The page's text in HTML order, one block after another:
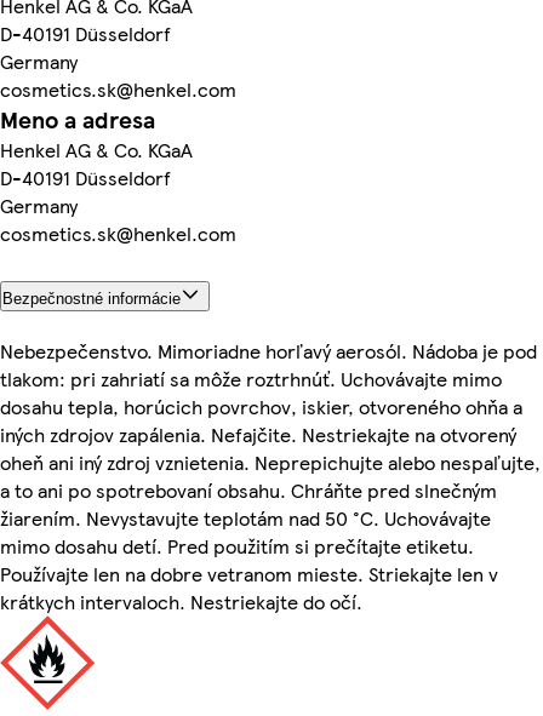
D-40191 Düsseldorf
Germany
cosmetics.sk@henkel.com
Meno a adresa
Henkel AG & Co. KGaA
D-40191 Düsseldorf
Germany
cosmetics.sk@henkel.com
Bezpečnostné informácie
Nebezpečenstvo. Mimoriadne horľavý aerosól. Nádoba je pod
tlakom: pri zahriatí sa môže roztrhnúť. Uchovávajte mimo
dosahu tepla, horúcich povrchov, iskier, otvoreného ohňa a
iných zdrojov zapálenia. Nefajčite. Nestriekajte na otvorený
oheň ani iný zdroj vznietenia. Neprepichujte alebo nespaľujte,
a to ani po spotrebovaní obsahu. Chráňte pred slnečným
žiarením. Nevystavujte teplotám nad 50 °C. Uchovávajte
mimo dosahu detí. Pred použitím si prečítajte etiketu.
Používajte len na dobre vetranom mieste. Striekajte len v
krátkych intervaloch. Nestriekajte do očí.